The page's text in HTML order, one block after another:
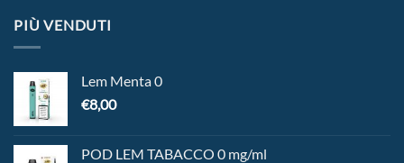
PIÙ VENDUTI
Lem Menta 0
€8,00
POD LEM TABACCO 0 mg/ml